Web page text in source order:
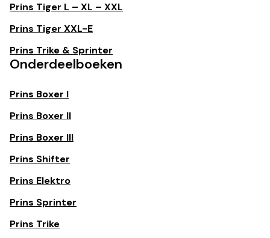
Prins Tiger L – XL – XXL
Prins Tiger XXL-E
Prins Trike & Sprinter
Onderdeelboeken
Prins Boxer I
Prins Boxer ll
Prins Boxer III
Prins Shifter
Prins Elektro
Prins Sprinter
Prins Trike